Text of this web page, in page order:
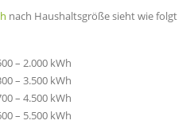
nach Haushaltsgröße sieht wie folgt
– 2.000 kWh
– 3.500 kWh
– 4.500 kWh
– 5.500 kWh